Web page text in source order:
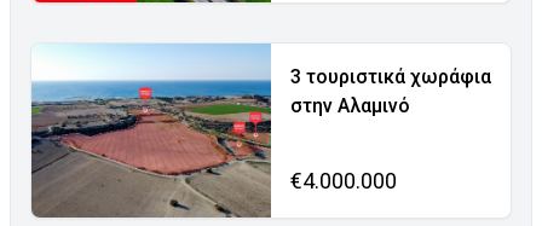
3 τουριστικά χωράφια
στην Αλαμινό
€4.000.000